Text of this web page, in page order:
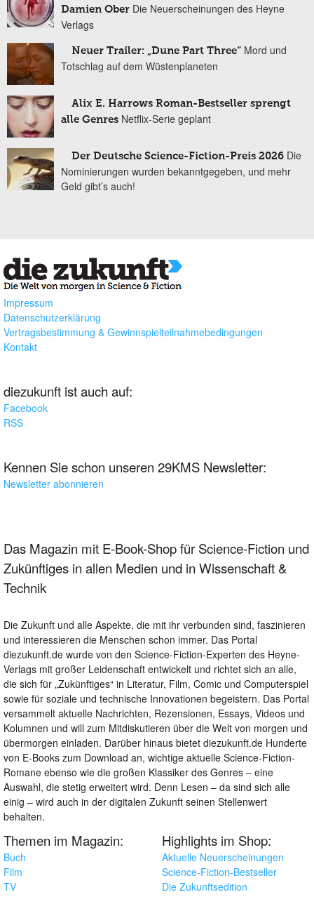
Damien Ober Die Neuerscheinungen des Heyne
Verlags
Neuer Trailer: „Dune Part Three“ Mord und
Totschlag auf dem Wüstenplaneten
Alix E. Harrows Roman-Bestseller sprengt
alle Genres Netflix-Serie geplant
Der Deutsche Science-Fiction-Preis 2026 Die
Nominierungen wurden bekanntgegeben, und mehr
Geld gibt’s auch!
Impressum
Datenschutzerklärung
Vertragsbestimmung & Gewinnspielteilnahmebedingungen
Kontakt
diezukunft ist auch auf:
Facebook
RSS
Kennen Sie schon unseren 29KMS Newsletter:
Newsletter abonnieren
Das Magazin mit E-Book-Shop für Science-Fiction und
Zukünftiges in allen Medien und in Wissenschaft &
Technik
Die Zukunft und alle Aspekte, die mit ihr verbunden sind, faszinieren
und interessieren die Menschen schon immer. Das Portal
diezukunft.de wurde von den Science-Fiction-Experten des Heyne-
Verlags mit großer Leidenschaft entwickelt und richtet sich an alle,
die sich für „Zukünftiges“ in Literatur, Film, Comic und Computerspiel
sowie für soziale und technische Innovationen begeistern. Das Portal
versammelt aktuelle Nachrichten, Rezensionen, Essays, Videos und
Kolumnen und will zum Mitdiskutieren über die Welt von morgen und
übermorgen einladen. Darüber hinaus bietet diezukunft.de Hunderte
von E-Books zum Download an, wichtige aktuelle Science-Fiction-
Romane ebenso wie die großen Klassiker des Genres – eine
Auswahl, die stetig erweitert wird. Denn Lesen – da sind sich alle
einig – wird auch in der digitalen Zukunft seinen Stellenwert
behalten.
Themen im Magazin:
Buch
Film
TV
Highlights im Shop:
Aktuelle Neuerscheinungen
Science-Fiction-Bestseller
Die Zukunftsedition